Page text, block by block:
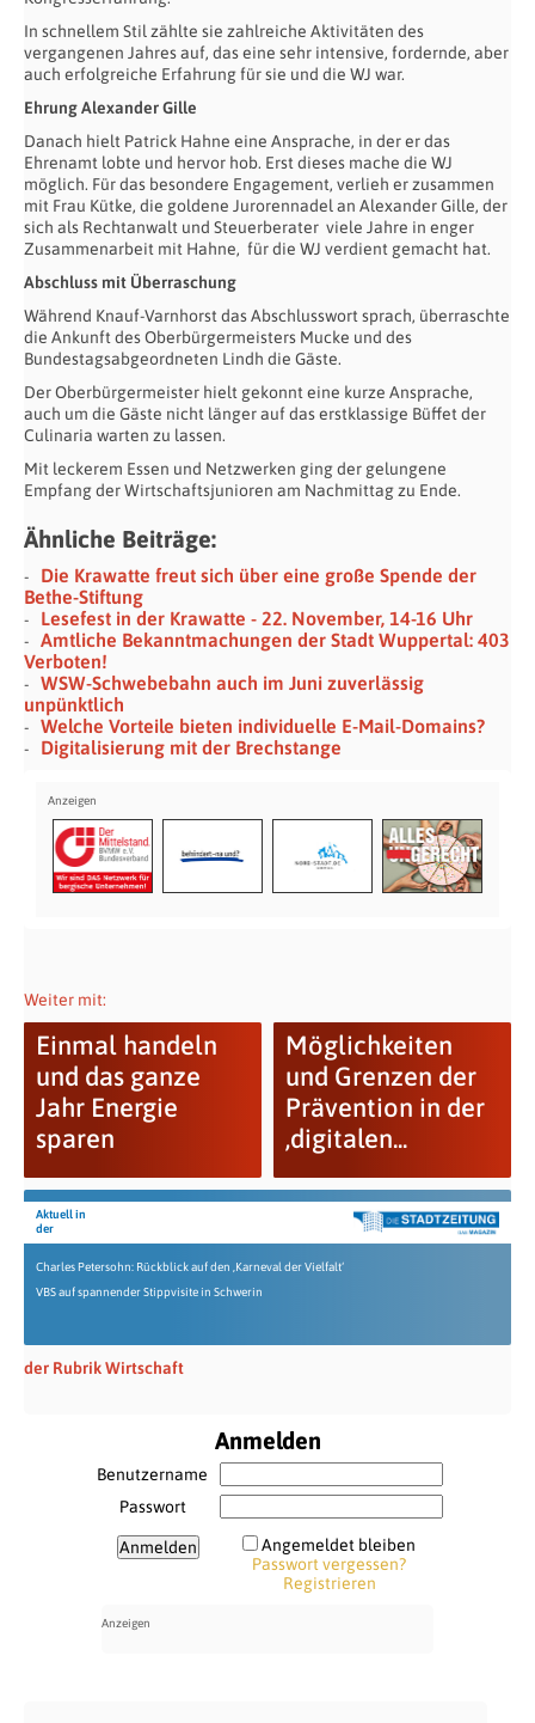
In schnellem Stil zählte sie zahlreiche Aktivitäten des
vergangenen Jahres auf, das eine sehr intensive, fordernde, aber
auch erfolgreiche Erfahrung für sie und die WJ war.
Ehrung Alexander Gille
Danach hielt Patrick Hahne eine Ansprache, in der er das
Ehrenamt lobte und hervor hob. Erst dieses mache die WJ
möglich. Für das besondere Engagement, verlieh er zusammen
mit Frau Kütke, die goldene Jurorennadel an Alexander Gille, der
sich als Rechtanwalt und Steuerberater viele Jahre in enger
Zusammenarbeit mit Hahne, für die WJ verdient gemacht hat.
Abschluss mit Überraschung
Während Knauf-Varnhorst das Abschlusswort sprach, überraschte
die Ankunft des Oberbürgermeisters Mucke und des
Bundestagsabgeordneten Lindh die Gäste.
Der Oberbürgermeister hielt gekonnt eine kurze Ansprache,
auch um die Gäste nicht länger auf das erstklassige Büffet der
Culinaria warten zu lassen.
Mit leckerem Essen und Netzwerken ging der gelungene
Empfang der Wirtschaftsjunioren am Nachmittag zu Ende.
Ähnliche Beiträge:
Die Krawatte freut sich über eine große Spende der
Bethe-Stiftung
Lesefest in der Krawatte - 22. November, 14-16 Uhr
Amtliche Bekanntmachungen der Stadt Wuppertal: 403
Verboten!
WSW-Schwebebahn auch im Juni zuverlässig
unpünktlich
Welche Vorteile bieten individuelle E-Mail-Domains?
Digitalisierung mit der Brechstange
Weiter mit:
Einmal handeln
und das ganze
Jahr Energie
sparen
Möglichkeiten
und Grenzen der
Prävention in der
‚digitalen...
Aktuell in
der
Charles Petersohn: Rückblick auf den ‚Karneval der Vielfalt‘
VBS auf spannender Stippvisite in Schwerin
der Rubrik Wirtschaft
Anmelden
Benutzername
Passwort
Angemeldet bleiben
Passwort vergessen?
Registrieren